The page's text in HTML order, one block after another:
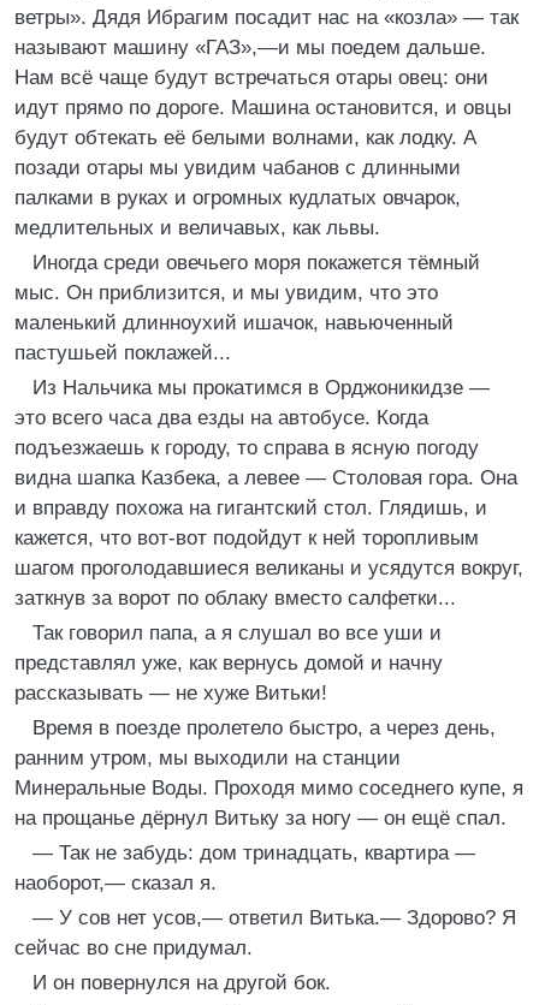
ветры». Дядя Ибрагим посадит нас на «козла» — так
называют машину «ГАЗ»,—и мы поедем дальше.
Нам всё чаще будут встречаться отары овец: они
идут прямо по дороге. Машина остановится, и овцы
будут обтекать её белыми волнами, как лодку. А
позади отары мы увидим чабанов с длинными
палками в руках и огромных кудлатых овчарок,
медлительных и величавых, как львы.
Иногда среди овечьего моря покажется тёмный
мыс. Он приблизится, и мы увидим, что это
маленький длинноухий ишачок, навьюченный
пастушьей поклажей...
Из Нальчика мы прокатимся в Орджоникидзе —
это всего часа два езды на автобусе. Когда
подъезжаешь к городу, то справа в ясную погоду
видна шапка Казбека, а левее — Столовая гора. Она
и вправду похожа на гигантский стол. Глядишь, и
кажется, что вот-вот подойдут к ней торопливым
шагом проголодавшиеся великаны и усядутся вокруг,
заткнув за ворот по облаку вместо салфетки...
Так говорил папа, а я слушал во все уши и
представлял уже, как вернусь домой и начну
рассказывать — не хуже Витьки!
Время в поезде пролетело быстро, а через день,
ранним утром, мы выходили на станции
Минеральные Воды. Проходя мимо соседнего купе, я
на прощанье дёрнул Витьку за ногу — он ещё спал.
— Так не забудь: дом тринадцать, квартира —
наоборот,— сказал я.
— У сов нет усов,— ответил Витька.— Здорово? Я
сейчас во сне придумал.
И он повернулся на другой бок.